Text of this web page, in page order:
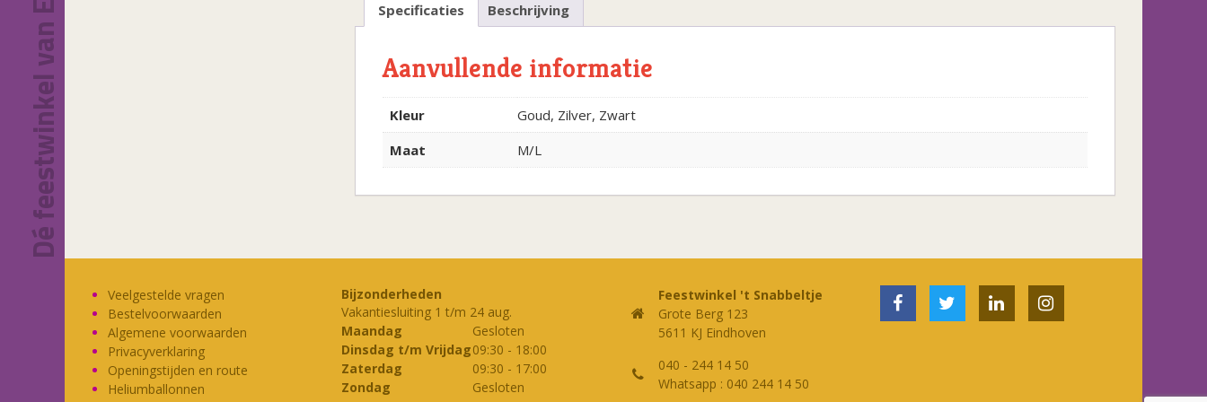
Specificaties Beschrijving
Aanvullende informatie
Kleur
Goud, Zilver, Zwart
Maat
M/L
Veelgestelde vragen
Bestelvoorwaarden
Algemene voorwaarden
Privacyverklaring
Openingstijden en route
Heliumballonnen
Bijzonderheden
Vakantiesluiting 1 t/m 24 aug.
Maandag
Gesloten
Dinsdag t/m Vrijdag09:30 - 18:00
Zaterdag
09:30 - 17:00
Zondag
Gesloten
Feestwinkel 't Snabbeltje
Grote Berg 123
5611 KJ Eindhoven
040 - 244 14 50
Whatsapp : 040 244 14 50